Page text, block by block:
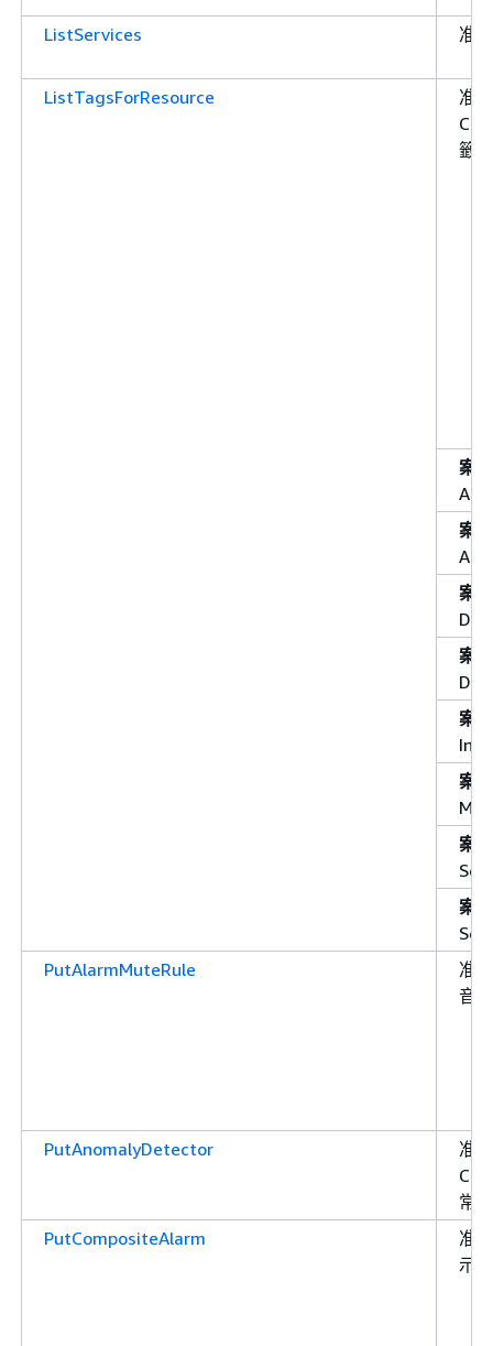
ListServices 准
ListTagsForResource
准
籤
案
案
案
案
案
案
案
案
PutAlarmMuteRule
准
音
PutAnomalyDetector
准
常
PutCompositeAlarm
准
示